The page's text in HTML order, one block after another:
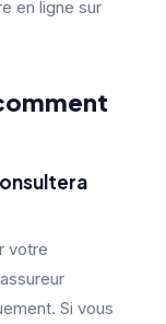
en ligne sur
votre
Si vous